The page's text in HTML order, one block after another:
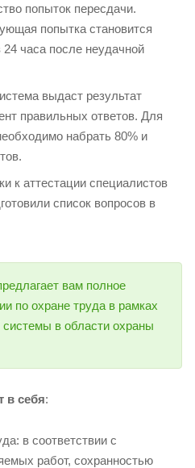
попыток пересдачи.
попытка становится
24 часа после неудачной
выдаст результат
правильных ответов. Для
набрать 80% и
к аттестации специалистов
список вопросов в
вам полное
по охране труда в рамках
в области охраны
в себя:
в соответствии с
работ, сохранностью